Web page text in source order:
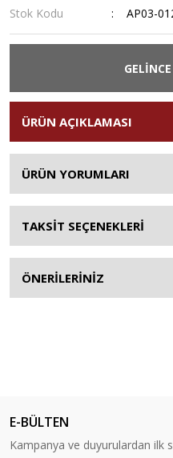
Stok Kodu
AP03-
ÜRÜN AÇIKLAMASI
ÜRÜN YORUMLARI
TAKSİT SEÇENEKLERİ
ÖNERİLERİNİZ
E-BÜLTEN
Kampanya ve duyurulardan ilk